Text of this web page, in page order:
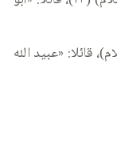
قائلا: «عبيد الله